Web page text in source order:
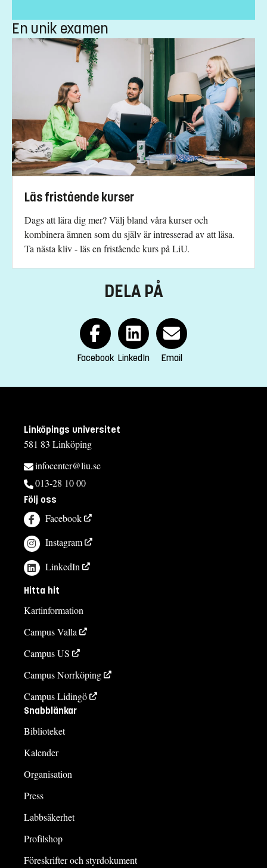
Urval
Akademiska poäng grundnivå
Studieavgift
10800 kr - OBS! Gäller bara studenter utanför EU/EES och
Har du frågor om kursen, kontakta oss.
Ola Leifler
ola.leifler@liu.se
fristaendekurs.lith@liu.se
Kursplan
En unik examen
Läs fristående kurser
Dags att lära dig mer? Välj bland våra kurser och
kombinera ämnen som du själv är intresserad av att läsa.
Ta nästa kliv - läs en fristående kurs på LiU.
DELA PÅ
Facebook LinkedIn Email
Linköpings universitet
581 83 Linköping
infocenter@liu.se
013-28 10 00
Följ oss
Facebook
Instagram
LinkedIn
Hitta hit
Kartinformation
Campus Valla
Campus US
Campus Norrköping
Campus Lidingö
Snabblänkar
Biblioteket
Kalender
Organisation
Press
Labbsäkerhet
Profilshop
Föreskrifter och styrdokument